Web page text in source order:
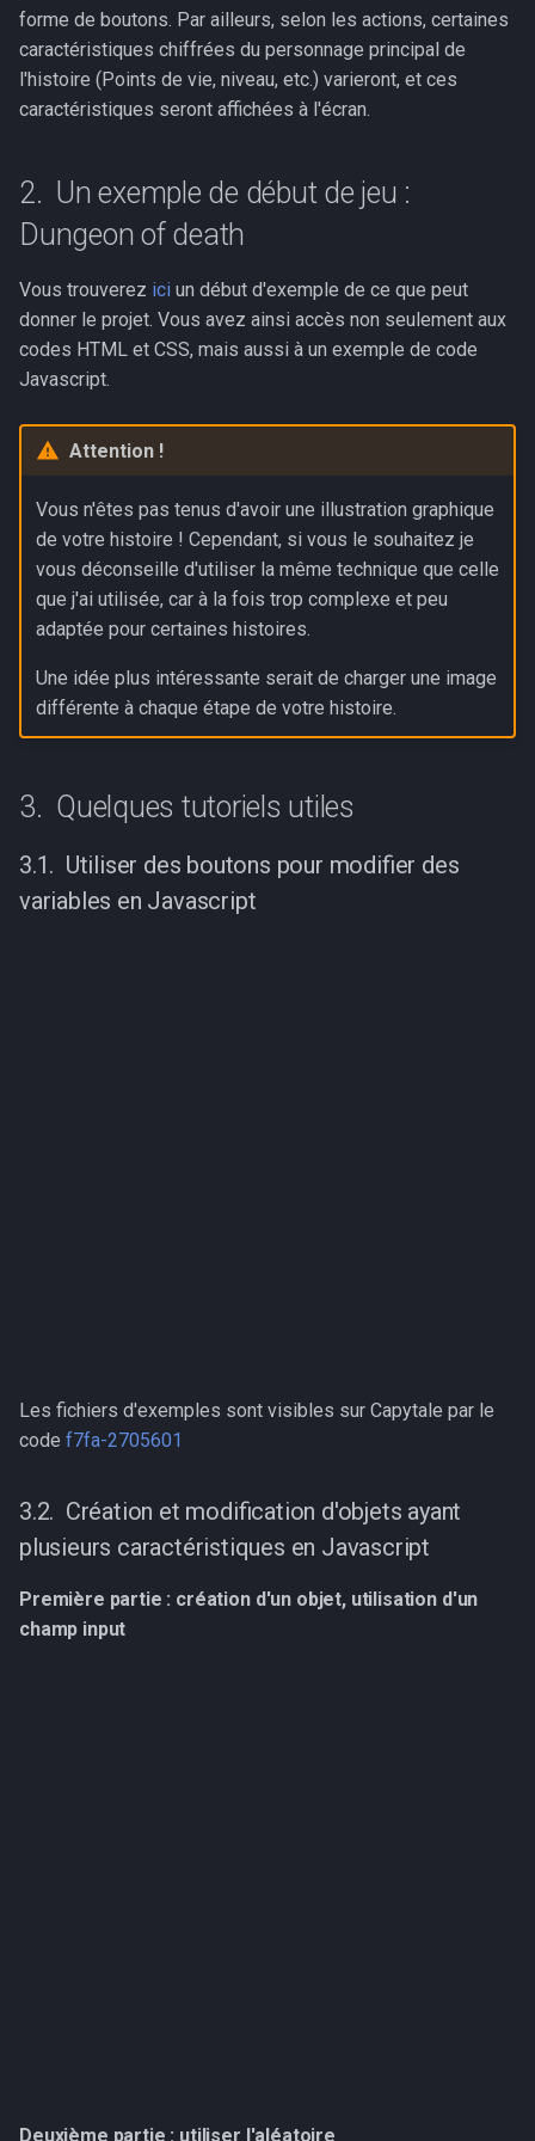
s
e
a
c
n
g
Javascript
Première partie : création
d'un objet, utilisation d'un
Deuxième partie : utiliser
l'aléatoire
Utilisation d'objets
partageant des descripteurs
communs
avancée (facultative)
Grille de notation
Ordonnancement
Programmation dynamique
Graphes et parcours
Recherche textuelles
Sécurisation des
communications
Calculabilité, Décidabilité
Sujets de baccalauréat
forme de boutons. Par ailleurs, selon les actions, certaines
caractéristiques chiffrées du personnage principal de
l'histoire (Points de vie, niveau, etc.) varieront, et ces
caractéristiques seront affichées à l'écran.
Un exemple de début de jeu :
Dungeon of death
Vous trouverez ici un début d'exemple de ce que peut
donner le projet. Vous avez ainsi accès non seulement aux
codes HTML et CSS, mais aussi à un exemple de code
Javascript.
Attention !
Vous n'êtes pas tenus d'avoir une illustration graphique
de votre histoire ! Cependant, si vous le souhaitez je
vous déconseille d'utiliser la même technique que celle
que j'ai utilisée, car à la fois trop complexe et peu
adaptée pour certaines histoires.
Une idée plus intéressante serait de charger une image
différente à chaque étape de votre histoire.
Quelques tutoriels utiles
Utiliser des boutons pour modifier des
variables en Javascript
Les fichiers d'exemples sont visibles sur Capytale par le
code f7fa-2705601
Création et modification d'objets ayant
plusieurs caractéristiques en Javascript
Première partie : création d'un objet, utilisation d'un
champ input
Deuxième partie : utiliser l'aléatoire